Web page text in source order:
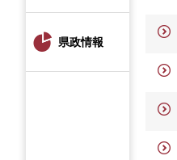
県政情報